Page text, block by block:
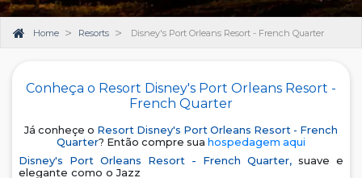
Home Resorts Disney's Port Orleans Resort - French Quarter
Conheça o Resort Disney's Port Orleans Resort -
French Quarter
Já conheçe o Resort Disney's Port Orleans Resort - French
Quarter? Então compre sua hospedagem aqui
Disney's Port Orleans Resort - French Quarter,suave e
elegante como o Jazz